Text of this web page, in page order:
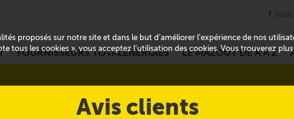
FOURNISSEURS TOTALENERGIES LE MAZOUT DE A À Z
Avis clients
proposés sur notre site et dans le but d’améliorer l’expérience de nos
tous les cookies », vous acceptez l’utilisation des cookies. Vous trouverez